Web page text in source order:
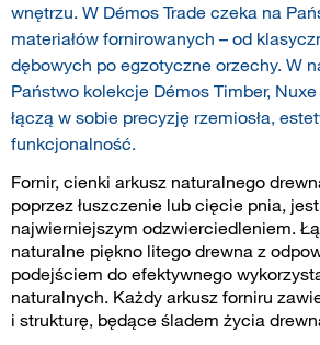
wnętrzu. W Démos Trade czeka na
materiałów fornirowanych – od
dębowych po egzotyczne orzechy. W
Państwo kolekcje Démos Timber,
łączą w sobie precyzję rzemiosła,
funkcjonalność.
Fornir, cienki arkusz naturalnego
poprzez łuszczenie lub cięcie pnia,
najwierniejszym odzwierciedleniem.
naturalne piękno litego drewna z
podejściem do efektywnego
naturalnych. Każdy arkusz forniru
i strukturę, będące śladem życia